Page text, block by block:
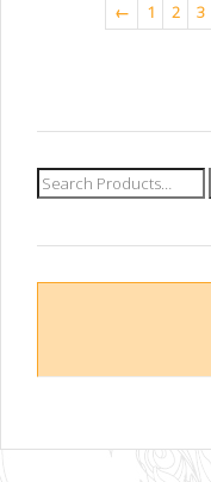
← 1 2 3
Recherche
pour :